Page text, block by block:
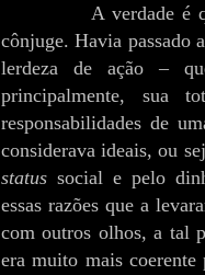
A verdade é
cônjuge. Havia passado
lerdeza de ação –
principalmente, sua
responsabilidades de
considerava ideais, ou
status social e pelo
essas razões que a
com outros olhos, a tal
era muito mais